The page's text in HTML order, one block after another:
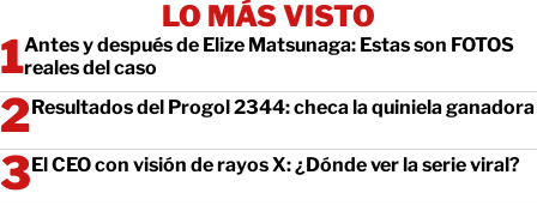
LO MÁS VISTO
Antes y después de Elize Matsunaga: Estas son FOTOS
reales del caso
Resultados del Progol 2344: checa la quiniela ganadora
El CEO con visión de rayos X: ¿Dónde ver la serie viral?